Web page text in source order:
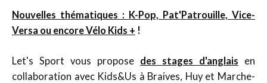
Nouvelles thématiques : K-Pop, Pat'Patrouille, Vice-
Versa ou encore Vélo Kids + !
Let's Sport vous propose des stages d'anglais en
collaboration avec Kids&Us à Braives, Huy et Marche-